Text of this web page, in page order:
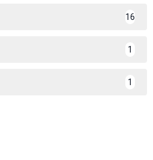
16
1
1